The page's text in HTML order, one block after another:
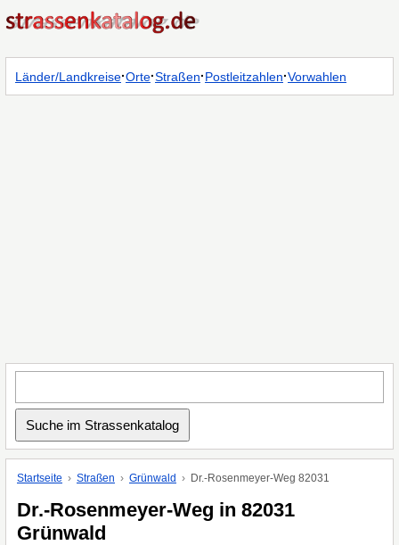
Länder/Landkreise·Orte·Straßen·Postleitzahlen·Vorwahlen
Startseite Straßen Grünwald Dr.-Rosenmeyer-Weg 82031
Dr.-Rosenmeyer-Weg in 82031
Grünwald